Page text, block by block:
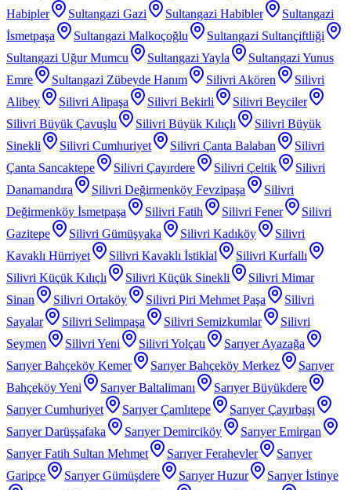
Habipler
Sultangazi Gazi Sultangazi Habibler
Sultangazi
İsmetpaşa
Sultangazi Malkoçoğlu
Sultangazi Sultançiftliği
Sultangazi Uğur Mumcu
Sultangazi Yayla
Sultangazi Yunus
Emre
Sultangazi Zübeyde Hanım Silivri Akören
Silivri
Alibey
Silivri Alipaşa Silivri Bekirli
Silivri Beyciler
Silivri Büyük Çavuşlu
Silivri Büyük Kılıçlı
Silivri Büyük
Sinekli
Silivri Cumhuriyet Silivri Çanta Balaban
Silivri
Çanta Sancaktepe
Silivri Çayırdere Silivri Çeltik
Silivri
Danamandıra
Silivri Değirmenköy Fevzipaşa
Silivri
Değirmenköy İsmetpaşa
Silivri Fatih Silivri Fener
Silivri
Gazitepe
Silivri Gümüşyaka Silivri Kadıköy
Silivri
Kavaklı Hürriyet
Silivri Kavaklı İstiklal
Silivri Kurfallı
Silivri Küçük Kılıçlı
Silivri Küçük Sinekli
Silivri Mimar
Sinan
Silivri Ortaköy Silivri Piri Mehmet Paşa
Silivri
Sayalar
Silivri Selimpaşa Silivri Semizkumlar
Silivri
Seymen
Silivri Yeni Silivri Yolçatı
Sarıyer Ayazağa
Sarıyer Bahçeköy Kemer
Sarıyer Bahçeköy Merkez
Sarıyer
Bahçeköy Yeni
Sarıyer Baltalimanı
Sarıyer Büyükdere
Sarıyer Cumhuriyet
Sarıyer Çamlıtepe
Sarıyer Çayırbaşı
Sarıyer Darüşşafaka
Sarıyer Demirciköy
Sarıyer Emirgan
Sarıyer Fatih Sultan Mehmet
Sarıyer Ferahevler
Sarıyer
Garipçe
Sarıyer Gümüşdere Sarıyer Huzur
Sarıyer İstinye